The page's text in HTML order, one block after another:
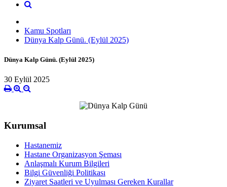
Kamu Spotları
Dünya Kalp Günü. (Eylül 2025)
Dünya Kalp Günü. (Eylül 2025)
30 Eylül 2025
Kurumsal
Hastanemiz
Hastane Organizasyon Şeması
Anlaşmalı Kurum Bilgileri
Bilgi Güvenliği Politikası
Ziyaret Saatleri ve Uyulması Gereken Kurallar